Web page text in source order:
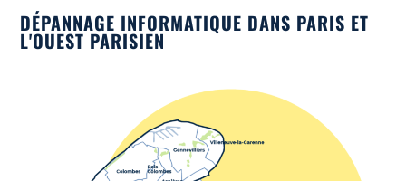
DÉPANNAGE INFORMATIQUE DANS PARIS ET
L'OUEST PARISIEN